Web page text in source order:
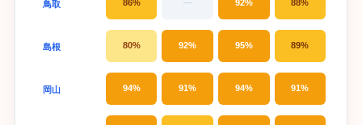
鳥取 86% — 92% 88%
島根 80% 92% 95% 89%
岡山 94% 91% 94% 91%